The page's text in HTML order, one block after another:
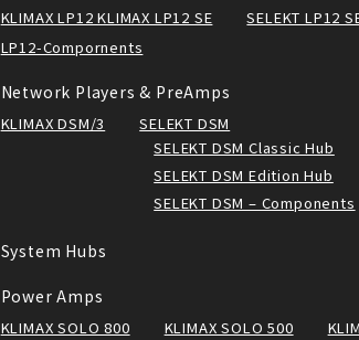
KLIMAX LP12 KLIMAX LP12 SE SELEKT LP12
LP12-Compornents
Network Players & PreAmps
KLIMAX DSM/3
SELEKT DSM
SELEKT DSM Classic Hub
SELEKT DSM Edition Hub
SELEKT DSM – Components
System Hubs
Power Amps
KLIMAX SOLO 800 KLIMAX SOLO 500